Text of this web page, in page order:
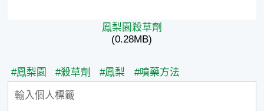
鳳梨園殺草劑
(0.28MB)
#鳳梨園 #殺草劑 #鳳梨 #噴藥方法